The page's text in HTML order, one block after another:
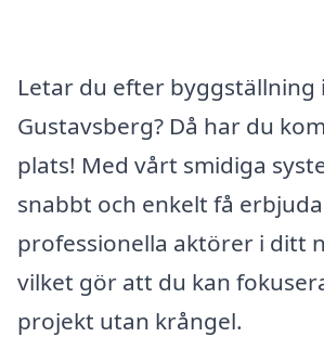
Letar du efter byggställning i
Gustavsberg? Då har du
plats! Med vårt smidiga
snabbt och enkelt få
professionella aktörer i ditt
vilket gör att du kan
projekt utan krångel.